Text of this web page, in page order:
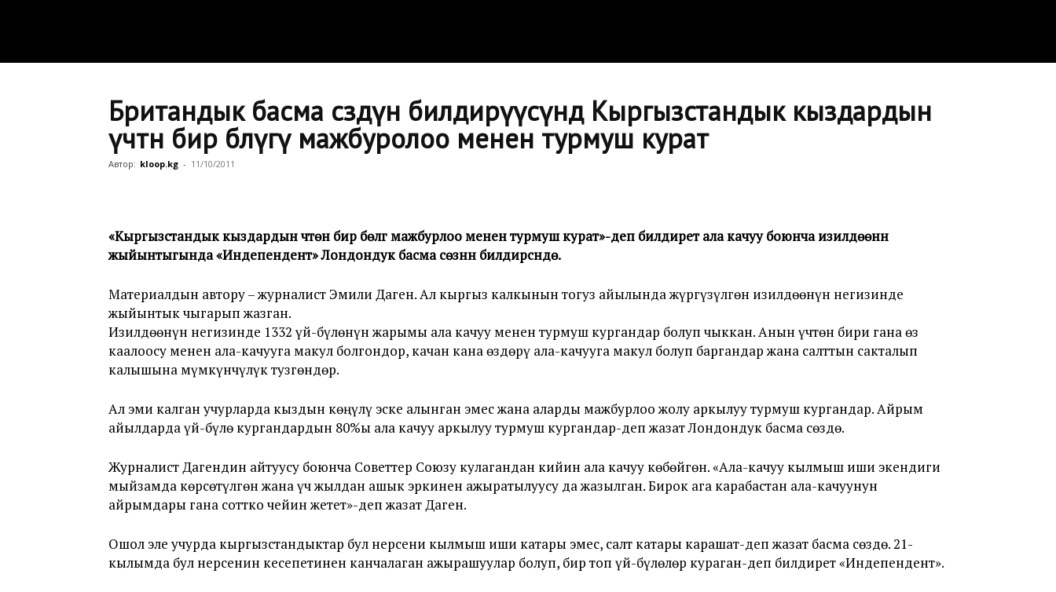
Британдык басма сөздүн билдирүүсүндө Кыргызстандык кыздардын
үчтөн бир бөлүгү мажбуролоо менен турмуш курат
Автор: kloop.kg - 11/10/2011
«Кыргызстандык кыздардын үчтөн бир бөлүгү мажбурлоо менен турмуш курат»-деп билдирет ала качуу боюнча изилдөөнүн
жыйынтыгында «Индепендент» Лондондук басма сөзүнүн билдирүүсүндө.
Материалдын автору – журналист Эмили Даген. Ал кыргыз калкынын тогуз айылында жүргүзүлгөн изилдөөнүн негизинде
жыйынтык чыгарып жазган.
Изилдөөнүн негизинде 1332 үй-бүлөнүн жарымы ала качуу менен турмуш кургандар болуп чыккан. Анын үчтөн бири гана өз
каалоосу менен ала-качууга макул болгондор, качан кана өздөрү ала-качууга макул болуп баргандар жана салттын сакталып
калышына мүмкүнчүлүк тузгөндөр.
Ал эми калган учурларда кыздын көңүлү эске алынган эмес жана аларды мажбурлоо жолу аркылуу турмуш кургандар. Айрым
айылдарда үй-бүлө кургандардын 80%ы ала качуу аркылуу турмуш кургандар-деп жазат Лондондук басма сөздө.
Журналист Дагендин айтуусу боюнча Советтер Союзу кулагандан кийин ала качуу көбөйгөн. «Ала-качуу кылмыш иши экендиги
мыйзамда көрсөтүлгөн жана үч жылдан ашык эркинен ажыратылуусу да жазылган. Бирок ага карабастан ала-качуунун
айрымдары гана соттко чейин жетет»-деп жазат Даген.
Ошол эле учурда кыргызстандыктар бул нерсени кылмыш иши катары эмес, салт катары карашат-деп жазат басма сөздө. 21-
кылымда бул нерсенин кесепетинен канчалаган ажырашуулар болуп, бир топ үй-бүлөлөр кураган-деп билдирет «Индепендент».